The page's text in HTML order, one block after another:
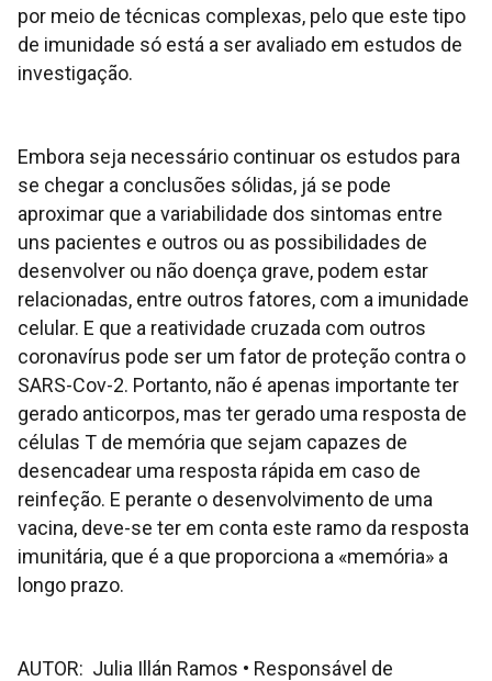
por meio de técnicas complexas, pelo que este tipo
de imunidade só está a ser avaliado em estudos de
investigação.
Embora seja necessário continuar os estudos para
se chegar a conclusões sólidas, já se pode
aproximar que a variabilidade dos sintomas entre
uns pacientes e outros ou as possibilidades de
desenvolver ou não doença grave, podem estar
relacionadas, entre outros fatores, com a imunidade
celular. E que a reatividade cruzada com outros
coronavírus pode ser um fator de proteção contra o
SARS-Cov-2. Portanto, não é apenas importante ter
gerado anticorpos, mas ter gerado uma resposta de
células T de memória que sejam capazes de
desencadear uma resposta rápida em caso de
reinfeção. E perante o desenvolvimento de uma
vacina, deve-se ter em conta este ramo da resposta
imunitária, que é a que proporciona a «memória» a
longo prazo.
AUTOR: Julia Illán Ramos • Responsável de